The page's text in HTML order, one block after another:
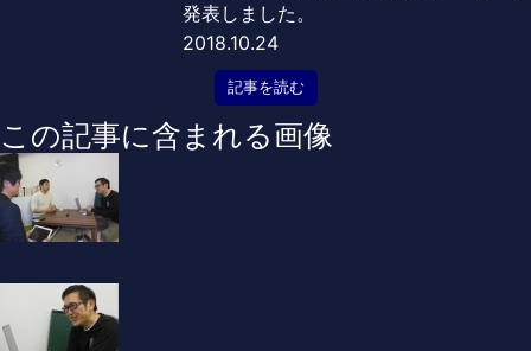
発表しました。
2018.10.24
記事を読む
この記事に含まれる画像